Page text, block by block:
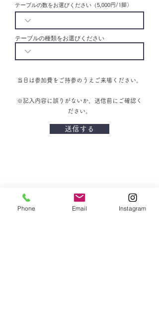
テーブルの数をお選びください（5,000円/1脚 ）
テーブルの種類をお選びください
当日は参加費をご持参のうえご来場ください。
※記入内容に誤りがないか、送信前にご確認く
ださい。
送信する
Phone Email Instagram